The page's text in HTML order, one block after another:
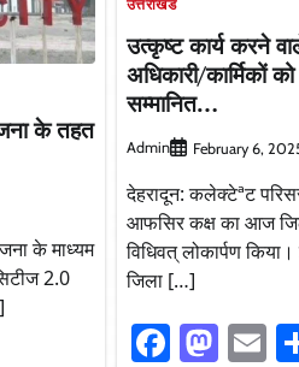
के तहत
के माध्यम
2.0
उत्तराखंड
उत्कृष्ट कार्य करने
अधिकारी/कार्मिकों
सम्मानित…
Admin February 6,
देहरादून: कलेक्टेªट
आफसिर कक्ष का आज
विधिवत् लोकार्पण
जिला […]